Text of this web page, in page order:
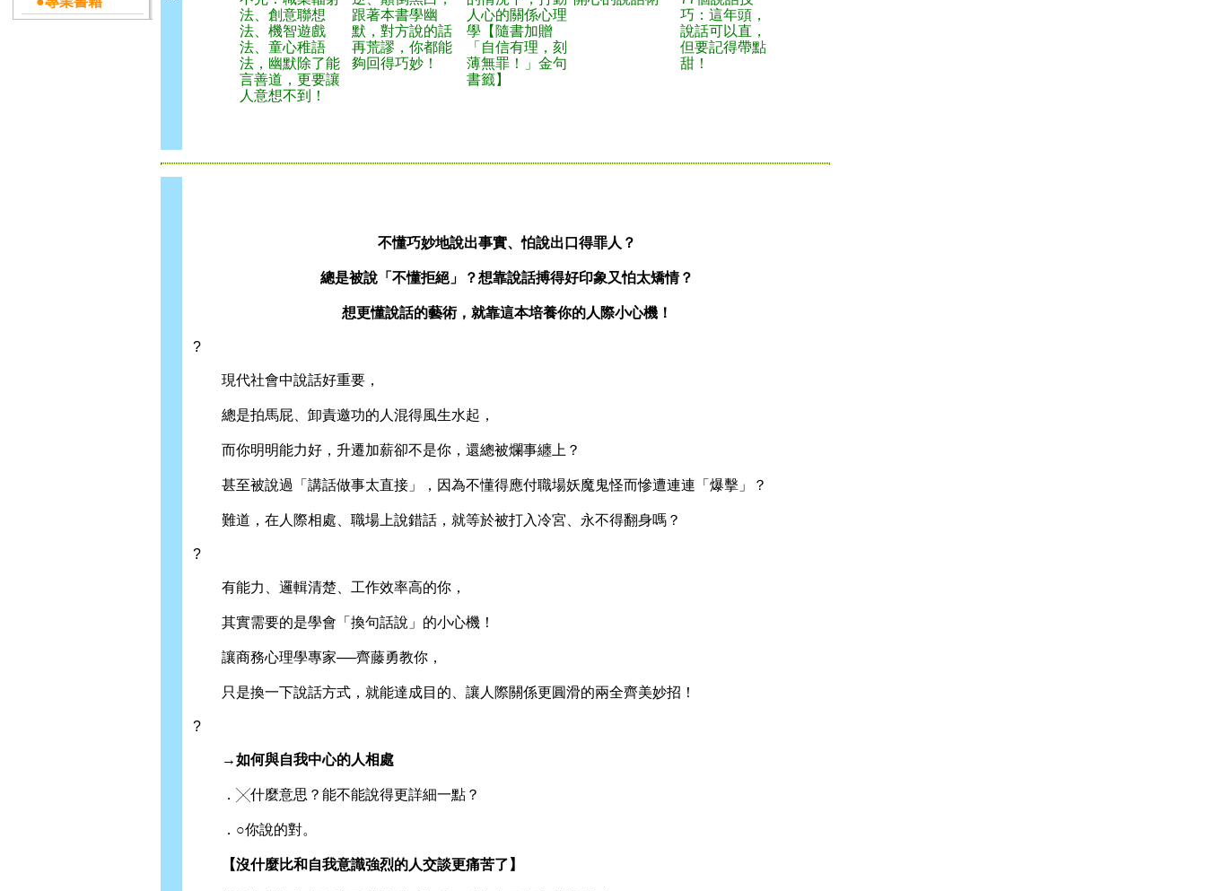
法、創意聯想
法、機智遊戲
法、童心稚語
法，幽默除了能
言善道，更要讓
人意想不到！
跟著本書學幽
默，對方說的話
再荒謬，你都能
夠回得巧妙！
人心的關係心理
學【隨書加贈
「自信有理，刻
薄無罪！」金句
書籤】
巧：這年頭，
說話可以直，
但要記得帶點
甜！
不懂巧妙地說出事實、怕說出口得罪人？
總是被說「不懂拒絕」？想靠說話搏得好印象又怕太矯情？
想更懂說話的藝術，就靠這本培養你的人際小心機！
?
現代社會中說話好重要，
總是拍馬屁、卸責邀功的人混得風生水起，
而你明明能力好，升遷加薪卻不是你，還總被爛事纏上？
甚至被說過「講話做事太直接」，因為不懂得應付職場妖魔鬼怪而慘遭連連「爆擊」？
難道，在人際相處、職場上說錯話，就等於被打入冷宮、永不得翻身嗎？
?
有能力、邏輯清楚、工作效率高的你，
其實需要的是學會「換句話說」的小心機！
讓商務心理學專家──齊藤勇教你，
只是換一下說話方式，就能達成目的、讓人際關係更圓滑的兩全齊美妙招！
?
→如何與自我中心的人相處
．╳什麼意思？能不能說得更詳細一點？
．○你說的對。
【沒什麼比和自我意識強烈的人交談更痛苦了】